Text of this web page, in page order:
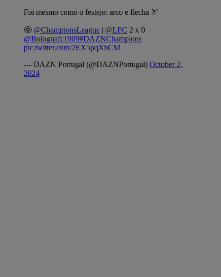
Foi mesmo como o festejo: arco e flecha 🏹
🤩 @ChampionsLeague | @LFC 2 x 0
@Bolognafc1909#DAZNChampions
pic.twitter.com/2EX5pqXbCM
— DAZN Portugal (@DAZNPortugal) October 2,
2024